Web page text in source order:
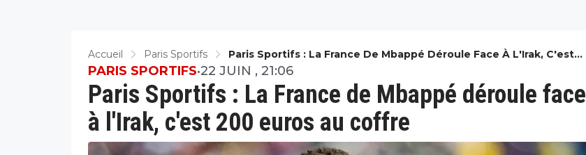
Accueil Paris Sportifs
Paris Sportifs : La France De Mbappé Déroule Face À L'Irak, C'est
200 Euros Au Coffre
Paris Sportifs : La France de Mbappé déroule face
à l'Irak, c'est 200 euros au coffre
PARIS SPORTIFS•22 JUIN , 21:06